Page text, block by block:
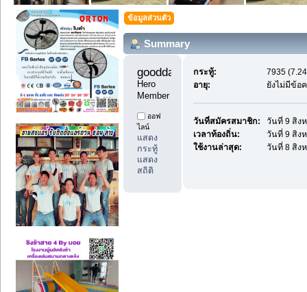
ข้อมูลส่วนตัว
Summary
Hero
Member
ออฟ
ไลน์
แสดง
กระทู้
แสดง
สถิติ
กระทู้:
7935
อายุ:
ยังไม่มีข้อ
วันที่สมัครสมาชิก:
วันที่ 9 สิง
เวลาท้องถิ่น:
วันที่ 9 สิง
ใช้งานล่าสุด:
วันที่ 8 สิง